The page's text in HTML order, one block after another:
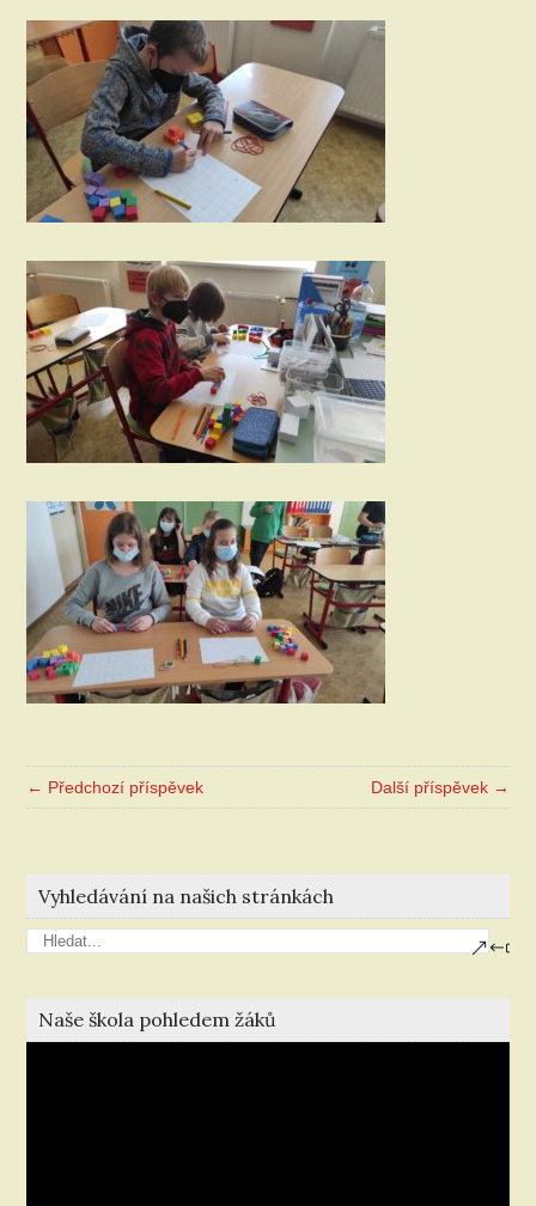
← Předchozí příspěvek Další příspěvek →
Vyhledávání na našich stránkách
Naše škola pohledem žáků